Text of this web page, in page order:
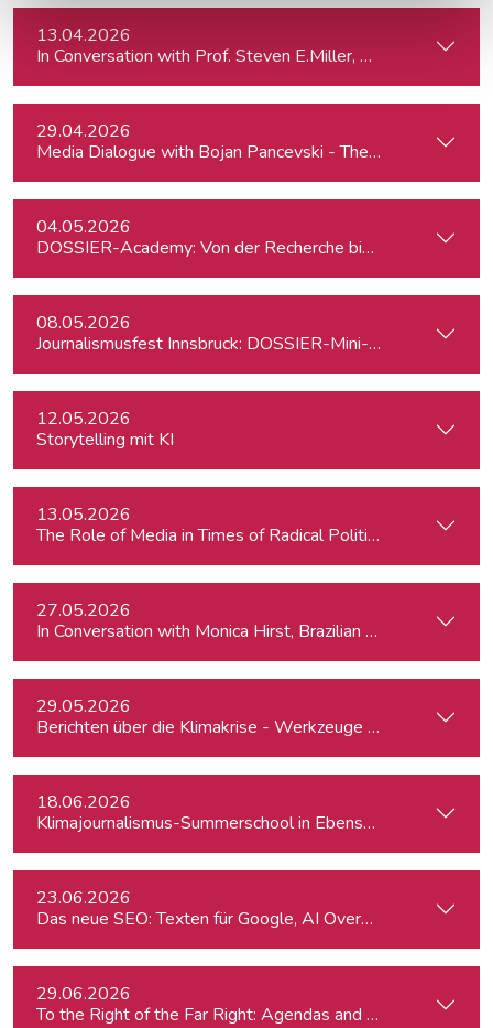
13.04.2026
In Conversation with Prof. Steven E.Miller, Director of the
29.04.2026
Media Dialogue with Bojan Pancevski - The Wall Street
04.05.2026
DOSSIER-Academy: Von der Recherche bis zur
08.05.2026
Journalismusfest Innsbruck: DOSSIER-Mini-Academy
12.05.2026
Storytelling mit KI
13.05.2026
The Role of Media in Times of Radical Political Change:
27.05.2026
In Conversation with Monica Hirst, Brazilian security
29.05.2026
Berichten über die Klimakrise - Werkzeuge für
18.06.2026
Klimajournalismus-Summerschool in Ebensee
23.06.2026
Das neue SEO: Texten für Google, AI Overviews, ChatGPT
29.06.2026
To the Right of the Far Right: Agendas and Appeals